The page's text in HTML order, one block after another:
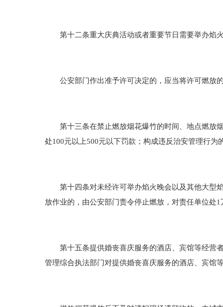
第十二条重大庆典活动或者重要节日需要举办焰火
公安部门作出准予许可决定的，应当将许可燃放
第十三条在禁止燃放烟花爆竹的时间、地点燃放烟
处100元以上500元以下罚款；构成违反治安管理行为
第十四条对未经许可举办焰火晚会以及其他大型焰
放作业的，由公安部门责令停止燃放，对责任单位处
第十五条提供婚丧喜庆服务的酒店、宾馆等经营者
管理综合执法部门对提供婚丧喜庆服务的酒店、宾馆